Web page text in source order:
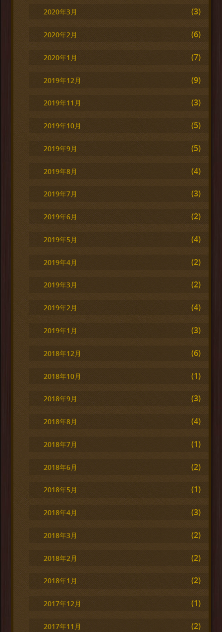
2020年3月 (3)
2020年2月 (6)
2020年1月 (7)
2019年12月 (9)
2019年11月 (3)
2019年10月 (5)
2019年9月 (5)
2019年8月 (4)
2019年7月 (3)
2019年6月 (2)
2019年5月 (4)
2019年4月 (2)
2019年3月 (2)
2019年2月 (4)
2019年1月 (3)
2018年12月 (6)
2018年10月 (1)
2018年9月 (3)
2018年8月 (4)
2018年7月 (1)
2018年6月 (2)
2018年5月 (1)
2018年4月 (3)
2018年3月 (2)
2018年2月 (2)
2018年1月 (2)
2017年12月 (1)
2017年11月 (2)